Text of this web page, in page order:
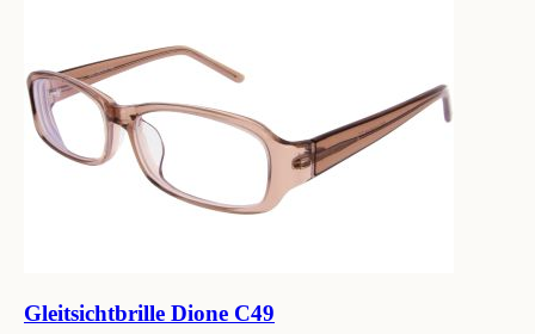
Gleitsichtbrille Dione C49